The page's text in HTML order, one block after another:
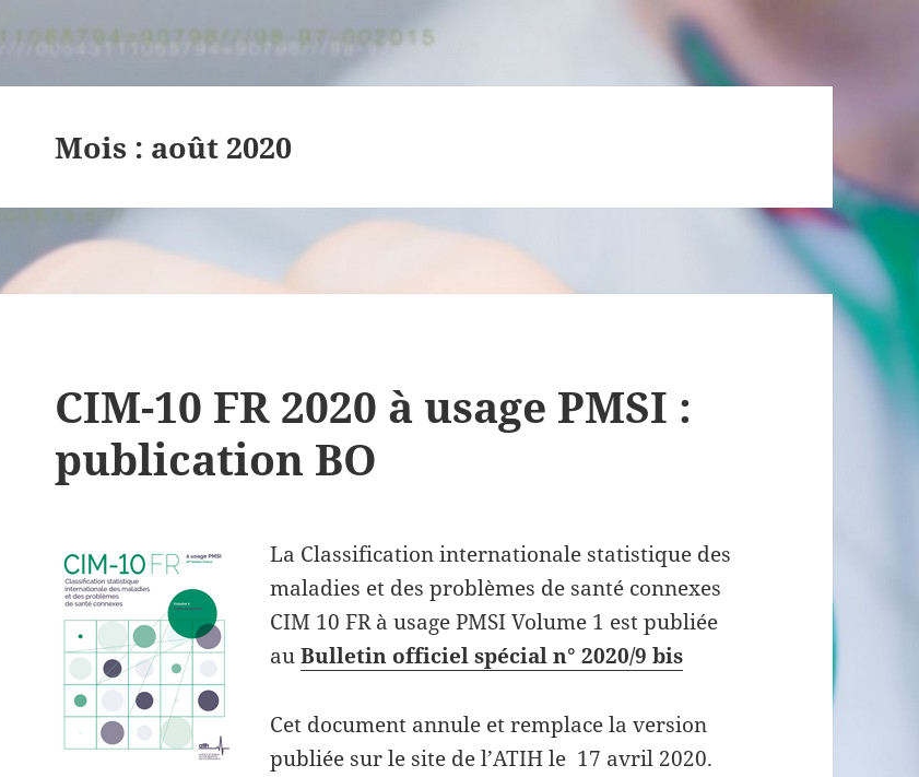
Mois : août 2020
CIM-10 FR 2020 à usage PMSI :
publication BO
La Classification internationale statistique des
maladies et des problèmes de santé connexes
CIM 10 FR à usage PMSI Volume 1 est publiée
auBulletin officiel spécial n° 2020/9 bis
Cet document annule et remplace la version
publiée sur le site de l’ATIH le 17 avril 2020.